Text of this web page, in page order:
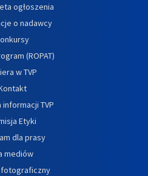
ogłoszenia
o nadawcy
(ROPAT)
w TVP
informacji TVP
Etyki
dla prasy
mediów